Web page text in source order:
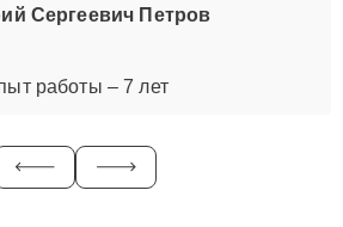
Сергеевич Петров
работы – 7 лет